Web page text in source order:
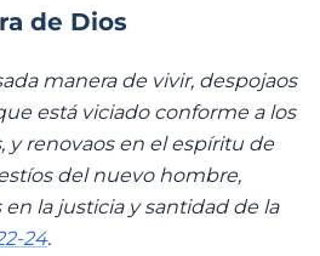
de Dios
manera de vivir, despojaos
está viciado conforme a los
y renovaos en el espíritu de
del nuevo hombre,
la justicia y santidad de la
24.